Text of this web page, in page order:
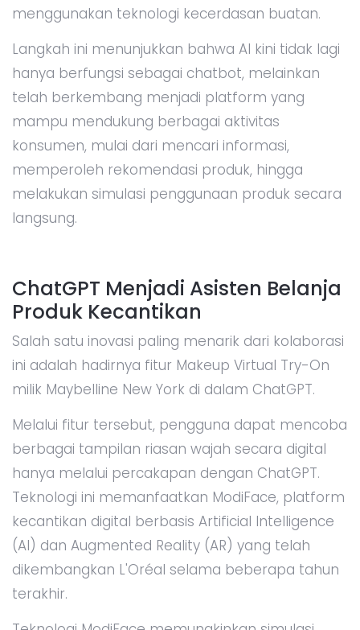
menggunakan teknologi kecerdasan buatan.
Langkah ini menunjukkan bahwa AI kini tidak lagi
hanya berfungsi sebagai chatbot, melainkan
telah berkembang menjadi platform yang
mampu mendukung berbagai aktivitas
konsumen, mulai dari mencari informasi,
memperoleh rekomendasi produk, hingga
melakukan simulasi penggunaan produk secara
langsung.
ChatGPT Menjadi Asisten Belanja
Produk Kecantikan
Salah satu inovasi paling menarik dari kolaborasi
ini adalah hadirnya fitur Makeup Virtual Try-On
milik Maybelline New York di dalam ChatGPT.
Melalui fitur tersebut, pengguna dapat mencoba
berbagai tampilan riasan wajah secara digital
hanya melalui percakapan dengan ChatGPT.
Teknologi ini memanfaatkan ModiFace, platform
kecantikan digital berbasis Artificial Intelligence
(AI) dan Augmented Reality (AR) yang telah
dikembangkan L'Oréal selama beberapa tahun
terakhir.